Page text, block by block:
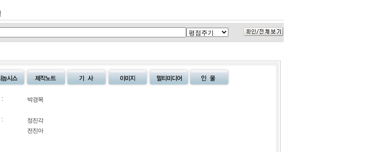
: 박경목
:
정진각
전진아